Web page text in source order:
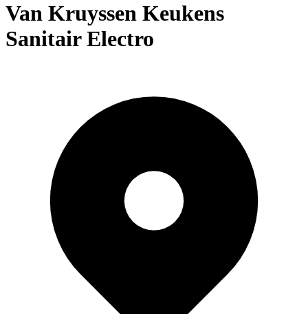
Van Kruyssen Keukens
Sanitair Electro